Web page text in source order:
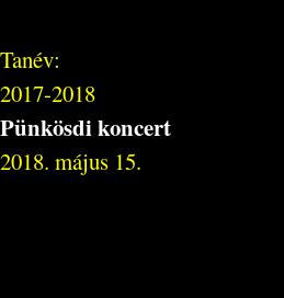
Tanév:
2017-2018
Pünkösdi koncert
2018. május 15.